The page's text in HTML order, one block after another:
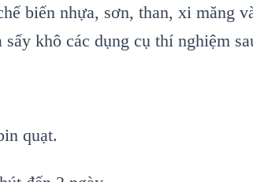
biến nhựa, sơn, than, xi măng
khô các dụng cụ thí nghiệm
quạt.